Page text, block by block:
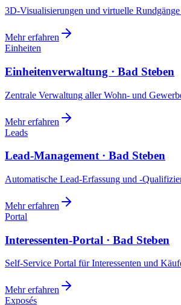
3D-Visualisierungen und virtuelle
Mehr erfahren
Einheiten
Einheitenverwaltung · Bad Steben
Zentrale Verwaltung aller Wohn- und
Mehr erfahren
Leads
Lead-Management · Bad Steben
Automatische Lead-Erfassung und -
Mehr erfahren
Portal
Interessenten-Portal · Bad Steben
Self-Service Portal für Interessenten und
Mehr erfahren
Exposés